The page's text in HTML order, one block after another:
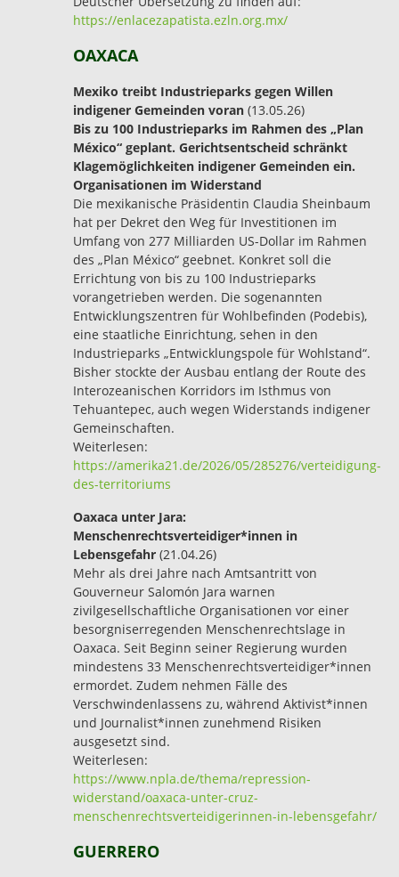
https://enlacezapatista.ezln.org.mx/
OAXACA
Mexiko treibt Industrieparks gegen Willen
indigener Gemeinden voran (13.05.26)
Bis zu 100 Industrieparks im Rahmen des „Plan
México“ geplant. Gerichtsentscheid schränkt
Klagemöglichkeiten indigener Gemeinden ein.
Organisationen im Widerstand
Die mexikanische Präsidentin Claudia Sheinbaum
hat per Dekret den Weg für Investitionen im
Umfang von 277 Milliarden US-Dollar im Rahmen
des „Plan México“ geebnet. Konkret soll die
Errichtung von bis zu 100 Industrieparks
vorangetrieben werden. Die sogenannten
Entwicklungszentren für Wohlbefinden (Podebis),
eine staatliche Einrichtung, sehen in den
Industrieparks „Entwicklungspole für Wohlstand“.
Bisher stockte der Ausbau entlang der Route des
Interozeanischen Korridors im Isthmus von
Tehuantepec, auch wegen Widerstands indigener
Gemeinschaften.
Weiterlesen:
https://amerika21.de/2026/05/285276/verteidigung-
des-territoriums
Oaxaca unter Jara:
Menschenrechtsverteidiger*innen in
Lebensgefahr (21.04.26)
Mehr als drei Jahre nach Amtsantritt von
Gouverneur Salomón Jara warnen
zivilgesellschaftliche Organisationen vor einer
besorgniserregenden Menschenrechtslage in
Oaxaca. Seit Beginn seiner Regierung wurden
mindestens 33 Menschenrechtsverteidiger*innen
ermordet. Zudem nehmen Fälle des
Verschwindenlassens zu, während Aktivist*innen
und Journalist*innen zunehmend Risiken
ausgesetzt sind.
Weiterlesen:
https://www.npla.de/thema/repression-
widerstand/oaxaca-unter-cruz-
menschenrechtsverteidigerinnen-in-lebensgefahr/
GUERRERO